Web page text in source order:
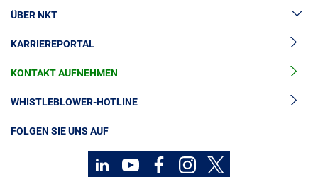
Hochspannung
Kabelgarnituren
Mittelspannungskabel
Niederspannungskabel
ÜBER NKT
News & Presse
Unsere Geschichte
Investoren
Nachhaltigkeit
KARRIEREPORTAL
KONTAKT AUFNEHMEN
WHISTLEBLOWER-HOTLINE
FOLGEN SIE UNS AUF